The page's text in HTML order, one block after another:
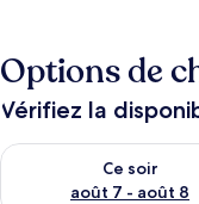
Options de
Vérifiez la
Ce soir
août 7 - août 8
Vérifier la disponibilité